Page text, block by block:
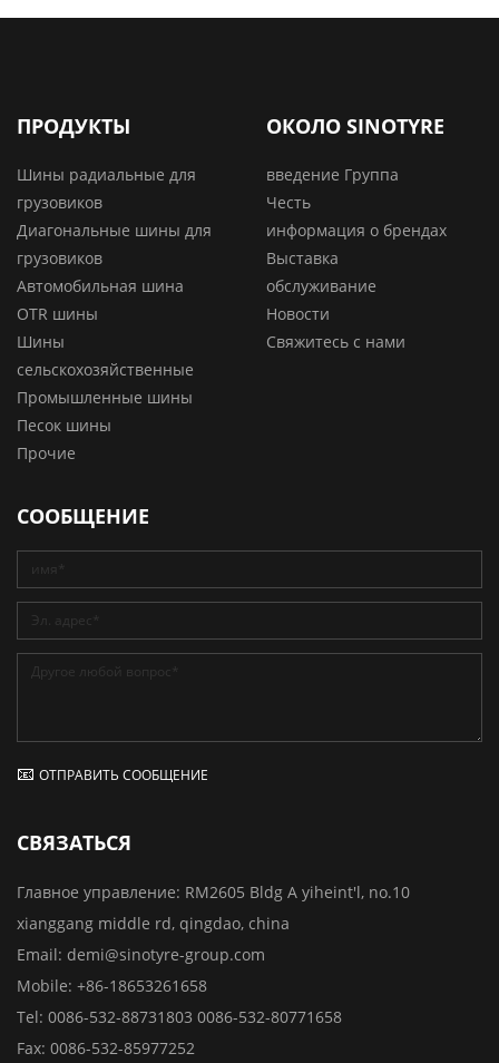
ПРОДУКТЫ
Шины радиальные для
грузовиков
Диагональные шины для
грузовиков
Автомобильная шина
OTR шины
Шины
сельскохозяйственные
Промышленные шины
Песок шины
Прочие
ОКОЛО SINOTYRE
введение Группа
Честь
информация о брендах
Выставка
обслуживание
Новости
Свяжитесь с нами
СООБЩЕНИЕ
ОТПРАВИТЬ СООБЩЕНИЕ
СВЯЗАТЬСЯ
Главное управление: RM2605 Bldg A yiheint'l, no.10
xianggang middle rd, qingdao, china
Email: demi@sinotyre-group.com
Mobile: +86-18653261658
Tel: 0086-532-88731803 0086-532-80771658
Fax: 0086-532-85977252